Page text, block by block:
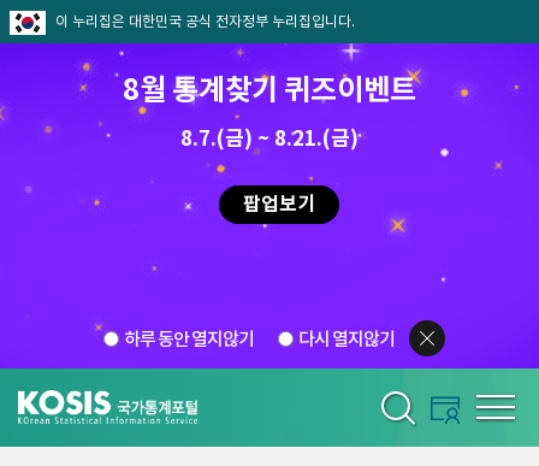
이 누리집은 대한민국 공식 전자정부 누리집입니다.
8월 통계찾기 퀴즈이벤트
8.7.(금) ~ 8.21.(금)
팝업보기
하루 동안 열지않기 다시 열지않기